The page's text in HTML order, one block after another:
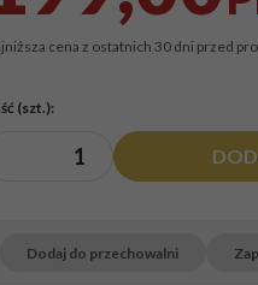
cena z ostatnich 30 dni przed
(szt.):
Dodaj do przechowalni